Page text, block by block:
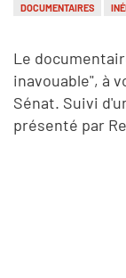
DOCUMENTAIRES
Le
inavouable", à
Sénat. Suivi
présenté par